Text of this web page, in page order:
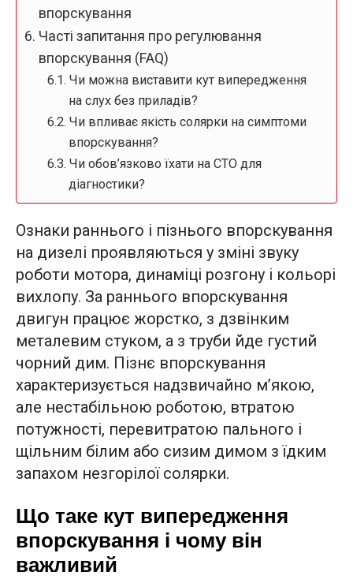
впорскування
Часті запитання про регулювання
впорскування (FAQ)
Чи можна виставити кут випередження
на слух без приладів?
Чи впливає якість солярки на симптоми
впорскування?
Чи обов’язково їхати на СТО для
діагностики?
Ознаки раннього і пізнього впорскування
на дизелі проявляються у зміні звуку
роботи мотора, динаміці розгону і кольорі
вихлопу. За раннього впорскування
двигун працює жорстко, з дзвінким
металевим стуком, а з труби йде густий
чорний дим. Пізнє впорскування
характеризується надзвичайно м’якою,
але нестабільною роботою, втратою
потужності, перевитратою пального і
щільним білим або сизим димом з їдким
запахом незгорілої солярки.
Що таке кут випередження
впорскування і чому він
важливий